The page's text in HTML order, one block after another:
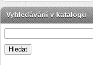
Vyhledávání v katalogu